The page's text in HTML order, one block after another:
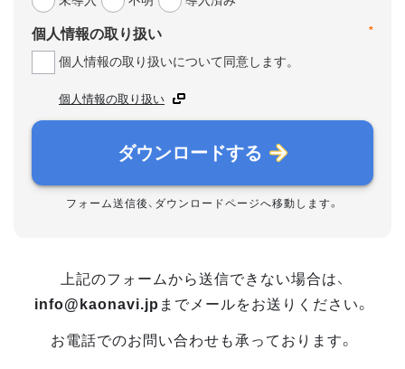
*
個人情報の取り扱い
個人情報の取り扱いについて同意します。
個人情報の取り扱い
ダウンロードする
フォーム送信後、ダウンロードページへ移動します。
上記のフォームから送信できない場合は、
info@kaonavi.jp までメールをお送りください。
お電話でのお問い合わせも承っております。